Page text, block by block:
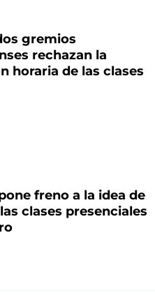
gremios
rechazan la
horaria de las clases
freno a la idea de
clases presenciales